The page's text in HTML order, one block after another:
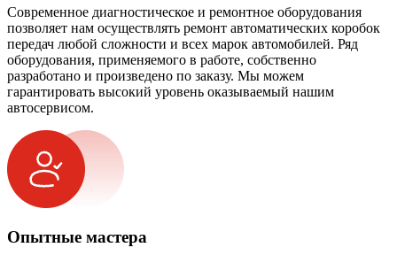
Современное диагностическое и ремонтное оборудования
позволяет нам осуществлять ремонт автоматических коробок
передач любой сложности и всех марок автомобилей. Ряд
оборудования, применяемого в работе, собственно
разработано и произведено по заказу. Мы можем
гарантировать высокий уровень оказываемый нашим
автосервисом.
Опытные мастера